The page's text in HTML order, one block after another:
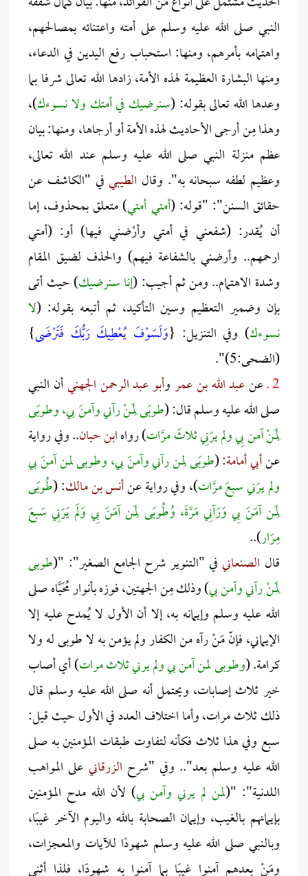
النبي صلى الله عليه وسلم على أمته واعتنائه بمصالحهم،
واهتمامه بأمرهم، ومنها: استحباب رفع اليدين في الدعاء،
ومنها البشارة العظيمة لهذه الأمة، زادها الله تعالى شرفا بما
وعدها الله تعالى بقوله: (سنرضيك في أمتك ولا نسوءك)،
وهذا مِن أرجى الأحاديث لهذه الأمة أو أرجاها، ومنها: بيان
عظم منزلة النبي صلى الله عليه وسلم عند الله تعالى،
وعظيم لطفه سبحانه به". وقال الطيبيفي "الكاشف عن
حقائق السنن": "قوله: (أمتي أمتي) متعلق بمحذوف، إما
أن يُقدر: (شفعني في أمتي وأرْضني فيها) أو: (أمتي
ارحمهم.. وأرضني بالشفاعة فيهم) والحذف لضيق المقام
وشدة الاهتمام.. ومن ثم أجيب: (إنا سنرضيك) حيث أتى
بإن وضمير التعظيم وسين التأكيد، ثم أتبعه بقوله: (لا
نسوءك) وفي التنزيل: {وَلَسَوْفَ يُعْطِيكَ رَبُّكَ فَتَرْضَى}
(الضحى:5)".
2 ـعنعبد الله بن عمروأبو عبد الرحمن الجهنيأن النبي
صلى الله عليه وسلم قال: (طوبَى لِمَنْ رآني وآمنَ بي، وطوبَى
لِمَنْ آمن بِي ولم يرَنِي ثلاثَ مرَّات) رواهابن حبان.. وفي رواية
عنأبي أمامة: (طوبَى لِمن رآني وآمنَ بي، وطوبى لمن آمنَ بي
ولم يرَني سبعَ مرَّات)، وفي رواية عنأنس بن مالك: (طُوبَى
لِمَن آمَنَ بِي وَرَآنِي مَرَّةً، وُطُوبَى لِمَن آمَنَ بِي وَلَم يَرَنِي سَبعَ
مِرَار)..
قال الصنعانيفي "التنوير شرح الجامع الصغير": "(طوبى
لِمَنْ رآني وآمن بي) وذلك مِن الجهتين، فوزه بأنوار مُحَيَّاه صلى
الله عليه وسلم وإيمانه به، إلا أن الأول لا يُمدح عليه إلا
الإيماني، فإنّ مَنْ رآه من الكفار ولم يؤمن به لا طوبى له ولا
كرامة. (وطوبى لمن آمن بي ولم يرني ثلاث مرات) أي أصاب
خير ثلاث إصابات، ويحتمل أنه صلى الله عليه وسلم قال
ذلك ثلاث مرات، وأما اختلاف العدد في الأول حيث قيل:
سبع وفي هذا ثلاث فكأنه لتفاوت طبقات المؤمنين به صلى
الله عليه وسلم بعد".. وفي "شرح الزرقاني على المواهب
اللدنية": "(لمن لم يرني وآمن بي) لأن الله مدح المؤمنين
بإيمانهم بالغيب، وإيمان الصحابة بالله واليوم الآخر غيبًا،
وبالنبي صلى الله عليه وسلم شهودًا للآيات والمعجزات،
ومَنْ بعدهم آمنوا غيبًا بما آمنوا به شهودًا، فلذا أثنى